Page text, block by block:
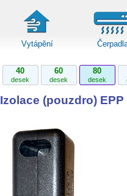
Vytápění
40
desek
60
desek
80
desek
Izolace (pouzdro)